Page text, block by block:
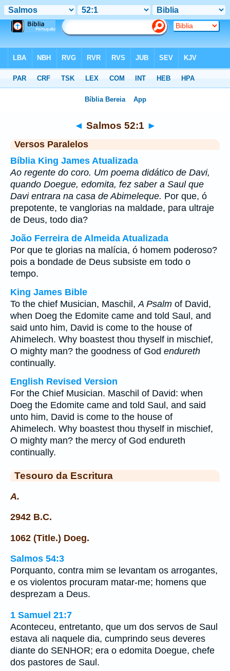
◄ Salmos 52:1 ►
Versos Paralelos
Bíblia King James Atualizada
Ao regente do coro. Um poema didático de Davi,
quando Doegue, edomita, fez saber a Saul que
Davi entrara na casa de Abimeleque. Por que, ó
prepotente, te vanglorias na maldade, para ultraje
de Deus, todo dia?
João Ferreira de Almeida Atualizada
Por que te glorias na malícia, ó homem poderoso?
pois a bondade de Deus subsiste em todo o
tempo.
King James Bible
To the chief Musician, Maschil,A Psalm of David,
when Doeg the Edomite came and told Saul, and
said unto him, David is come to the house of
Ahimelech. Why boastest thou thyself in mischief,
O mighty man? the goodness of God endureth
continually.
English Revised Version
For the Chief Musician. Maschil of David: when
Doeg the Edomite came and told Saul, and said
unto him, David is come to the house of
Ahimelech. Why boastest thou thyself in mischief,
O mighty man? the mercy of God endureth
continually.
Tesouro da Escritura
A.
2942 B.C.
1062 (Title.) Doeg.
Salmos 54:3
Porquanto, contra mim se levantam os arrogantes,
e os violentos procuram matar-me; homens que
desprezam a Deus.
1 Samuel 21:7
Aconteceu, entretanto, que um dos servos de Saul
estava ali naquele dia, cumprindo seus deveres
diante do SENHOR; era o edomita Doegue, chefe
dos pastores de Saul.